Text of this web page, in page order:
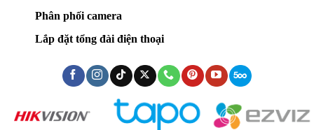
Phân phối camera
Lắp đặt tổng đài điện thoại